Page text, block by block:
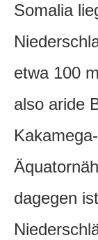
Somalia
etwa 100
also aride
dagegen